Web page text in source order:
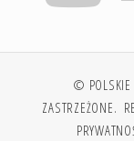
© POLSKIE
ZASTRZEŻONE.